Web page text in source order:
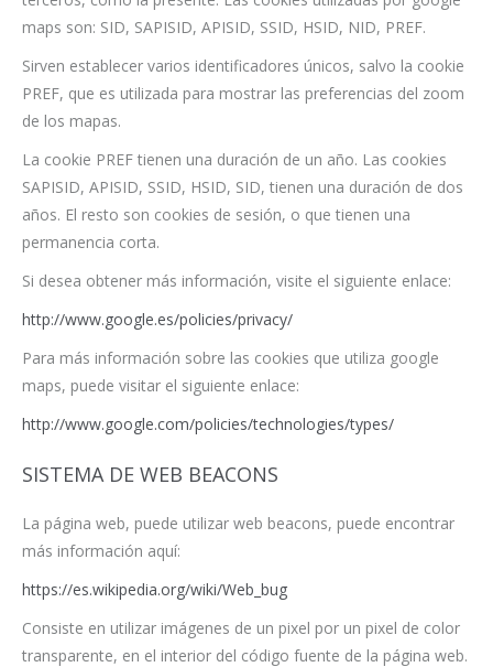
maps son: SID, SAPISID, APISID, SSID, HSID, NID, PREF.
Sirven establecer varios identificadores únicos, salvo la cookie
PREF, que es utilizada para mostrar las preferencias del zoom
de los mapas.
La cookie PREF tienen una duración de un año. Las cookies
SAPISID, APISID, SSID, HSID, SID, tienen una duración de dos
años. El resto son cookies de sesión, o que tienen una
permanencia corta.
Si desea obtener más información, visite el siguiente enlace:
http://www.google.es/policies/privacy/
Para más información sobre las cookies que utiliza google
maps, puede visitar el siguiente enlace:
http://www.google.com/policies/technologies/types/
SISTEMA DE WEB BEACONS
La página web, puede utilizar web beacons, puede encontrar
más información aquí:
https://es.wikipedia.org/wiki/Web_bug
Consiste en utilizar imágenes de un pixel por un pixel de color
transparente, en el interior del código fuente de la página web.